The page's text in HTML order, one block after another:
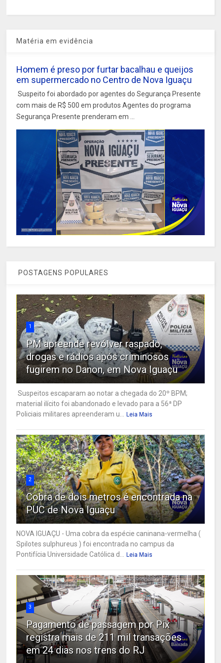
Matéria em evidência
Homem é preso por furtar bacalhau e queijos
em supermercado no Centro de Nova Iguaçu
Suspeito foi abordado por agentes do Segurança Presente
com mais de R$ 500 em produtos Agentes do programa
Segurança Presente prenderam em ...
POSTAGENS POPULARES
1
PM apreende revólver raspado,
drogas e rádios após criminosos
fugirem no Danon, em Nova Iguaçu
Suspeitos escaparam ao notar a chegada do 20º BPM;
material ilícito foi abandonado e levado para a 56ª DP
Policiais militares apreenderam u... Leia Mais
2
Cobra de dois metros é encontrada na
PUC de Nova Iguaçu
NOVA IGUAÇU - Uma cobra da espécie caninana-vermelha (
Spilotes sulphureus ) foi encontrada no campus da
Pontifícia Universidade Católica d... Leia Mais
3
Pagamento de passagem por Pix
registra mais de 211 mil transações
em 24 dias nos trens do RJ